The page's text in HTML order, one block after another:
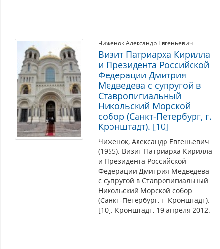
Чиженок Александр Евгеньевич
Визит Патриарха Кирилла
и Президента Российской
Федерации Дмитрия
Медведева с супругой в
Ставропигиальный
Никольский Морской
собор (Санкт-Петербург, г.
Кронштадт). [10]
Чиженок, Александр Евгеньевич
(1955). Визит Патриарха Кирилла
и Президента Российской
Федерации Дмитрия Медведева
с супругой в Ставропигиальный
Никольский Морской собор
(Санкт-Петербург, г. Кронштадт).
[10]. Кронштадт, 19 апреля 2012.